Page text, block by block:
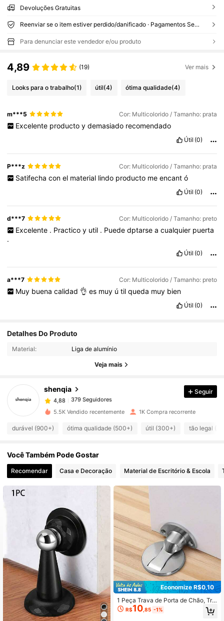
Devoluções Gratuitas
Reenviar se o item estiver perdido/danificado · Pagamentos Seguros · Proteção de privacidade
Para denunciar este vendedor e/ou produto
4,89 (19) Ver mais
Looks para o trabalho(1) útil(4) ótima qualidade(4)
m***5 Cor: Multicolorido / Tamanho: prata
Excelente producto y demasiado recomendado
Útil (0)
P***z Cor: Multicolorido / Tamanho: prata
Satifecha con el material lindo producto me encant ó
Útil (0)
d***7 Cor: Multicolorido / Tamanho: preto
Excelente . Practico y util . Puede dptarse a cualquier puerta
.
Útil (0)
a***7 Cor: Multicolorido / Tamanho: preto
Muy buena calidad 👌 es muy ú til queda muy bien
Útil (0)
Detalhes Do Produto
Material: Liga de alumínio
Veja mais
shenqia
4,88 379 Seguidores
379 Seguidores
379 Seguidores
j***8 seguido1 dia atrás
4,88
379 Seguidores
379 Seguidores
4,88 379 Seguidores
4,88 379 Seguidores
Seguir
5.5K Vendido recentemente 1K Compra recorrente
durável (900+) ótima qualidade (500+) útil (300+) tão legal
Você Também Pode Gostar
Recomendar Casa e Decoração Material de Escritório & Escola
Economize R$0,10
1 Peça Trava de Porta de Chão, Tra
va de Porta Magnética Invisível, Se
m Necessidade de Perfuração, Trav
R$10,85 -1%